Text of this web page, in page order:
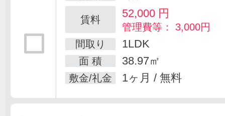
賃料 52,000円
管理費等： 3,000円
間取り
1LDK
面 積 38.97㎡
敷金/礼金 1ヶ月 / 無料